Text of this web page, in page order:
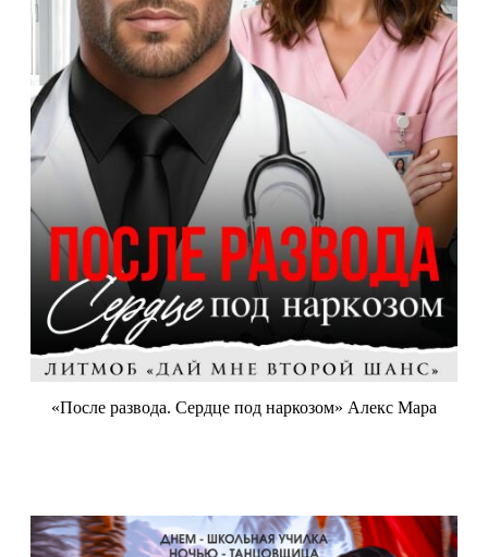
«После развода. Сердце под наркозом» Алекс Мара